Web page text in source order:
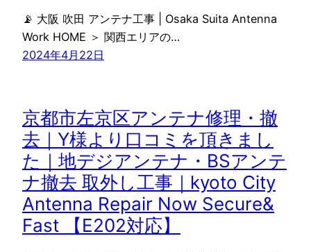
📡 大阪 吹田 アンテナ工事 | Osaka Suita Antenna
Work HOME ＞ 関西エリアの…
2024年4月22日
京都市左京区アンテナ修理・撤
去｜Y様より口コミを頂きまし
た｜地デジアンテナ・BSアンテ
ナ撤去 取外し工事｜kyoto City
Antenna Repair Now Secure&
Fast 【E202対応】